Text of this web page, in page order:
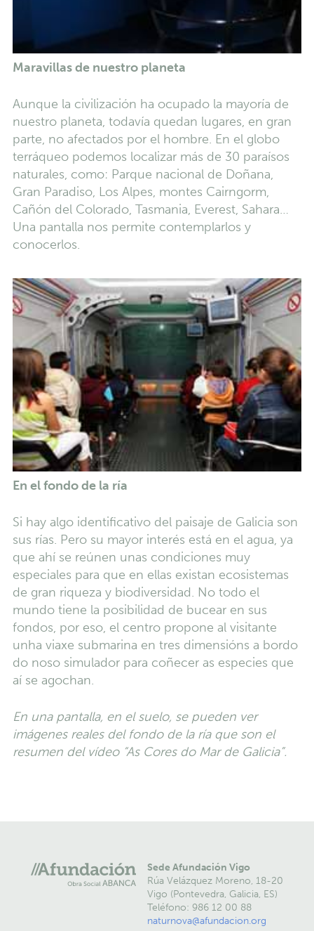
Maravillas de nuestro planeta
Aunque la civilización ha ocupado la mayoría de
nuestro planeta, todavía quedan lugares, en gran
parte, no afectados por el hombre. En el globo
terráqueo podemos localizar más de 30 paraísos
naturales, como: Parque nacional de Doñana,
Gran Paradiso, Los Alpes, montes Cairngorm,
Cañón del Colorado, Tasmania, Everest, Sahara…
Una pantalla nos permite contemplarlos y
conocerlos.
En el fondo de la ría
Si hay algo identificativo del paisaje de Galicia son
sus rías. Pero su mayor interés está en el agua, ya
que ahí se reúnen unas condiciones muy
especiales para que en ellas existan ecosistemas
de gran riqueza y biodiversidad. No todo el
mundo tiene la posibilidad de bucear en sus
fondos, por eso, el centro propone al visitante
unha viaxe submarina en tres dimensións a bordo
do noso simulador para coñecer as especies que
aí se agochan.
En una pantalla, en el suelo, se pueden ver
imágenes reales del fondo de la ría que son el
resumen del vídeo “As Cores do Mar de Galicia”.
Sede Afundación Vigo
Rúa Velázquez Moreno, 18-20
Vigo (Pontevedra, Galicia, ES)
Teléfono: 986 12 00 88
naturnova@afundacion.org